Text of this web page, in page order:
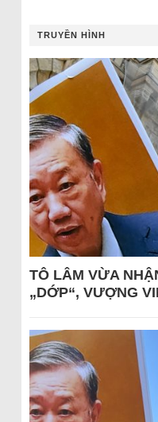
TRUYỀN HÌNH
TÔ LÂM VỪA
„DỚP“, VƯỢNG